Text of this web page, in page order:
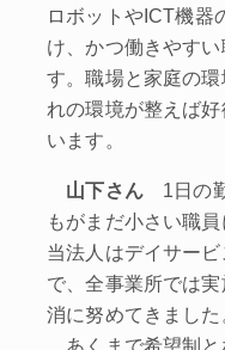
ロボットやICT機器
け、かつ働きやす
す。職場と家庭の
れの環境が整えば
います。
山下さん1日の勤
もがまだ小さい職
当法人はデイサー
で、全事業所では
消に努めてきました
あくまで希望制と